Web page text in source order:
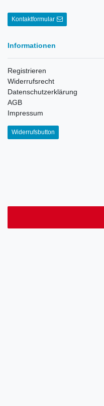
Kontaktformular
Informationen
Registrieren
Widerrufsrecht
Datenschutzerklärung
AGB
Impressum
Widerrufsbutton